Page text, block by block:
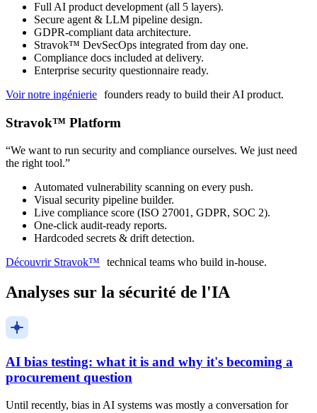
Full AI product development (all 5 layers).
Secure agent & LLM pipeline design.
GDPR-compliant data architecture.
Stravok™ DevSecOps integrated from day one.
Compliance docs included at delivery.
Enterprise security questionnaire ready.
Voir notre ingénierie founders ready to build their AI product.
Stravok™ Platform
“We want to run security and compliance ourselves. We just need
the right tool.”
Automated vulnerability scanning on every push.
Visual security pipeline builder.
Live compliance score (ISO 27001, GDPR, SOC 2).
One-click audit-ready reports.
Hardcoded secrets & drift detection.
Découvrir Stravok™
technical teams who build in-house.
Analyses sur la sécurité de l'IA
AI bias testing: what it is and why it's becoming a
procurement question
Until recently, bias in AI systems was mostly a conversation for